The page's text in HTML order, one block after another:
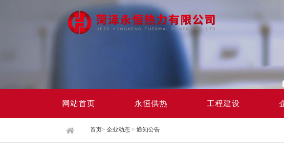
网站首页 永恒供热 工程建设
首页> 企业动态> 通知公告